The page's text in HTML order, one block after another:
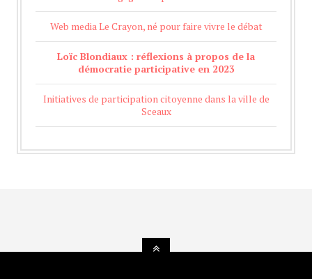
Web media Le Crayon, né pour faire vivre le débat
Loïc Blondiaux : réflexions à propos de la
démocratie participative en 2023
Initiatives de participation citoyenne dans la ville de
Sceaux